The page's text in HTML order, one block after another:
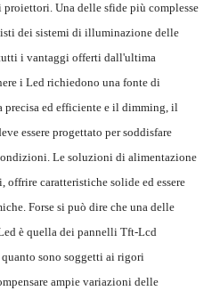
proiettori. Una delle sfide più complesse
dei sistemi di illuminazione delle
i vantaggi offerti dall'ultima
i Led richiedono una fonte di
precisa ed efficiente e il dimming, il
essere progettato per soddisfare
Le soluzioni di alimentazione
offrire caratteristiche solide ed essere
Forse si può dire che una delle
è quella dei pannelli Tft-Lcd
sono soggetti ai rigori
ampie variazioni delle